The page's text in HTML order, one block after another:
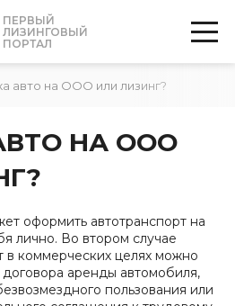
ПЕРВЫЙ
ЛИЗИНГОВЫЙ
ПОРТАЛ
авто на ООО или лизинг?
НА ООО
оформить автотранспорт на
лично. Во втором случае
в коммерческих целях можно
аренды автомобиля,
пользования или